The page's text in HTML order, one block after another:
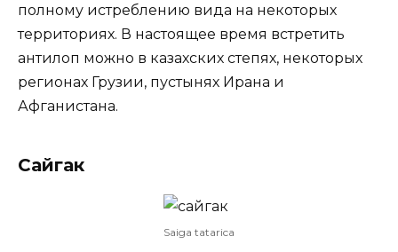
полному истреблению вида на некоторых
территориях. В настоящее время встретить
антилоп можно в казахских степях, некоторых
регионах Грузии, пустынях Ирана и
Афганистана.
Сайгак
Saiga tatarica